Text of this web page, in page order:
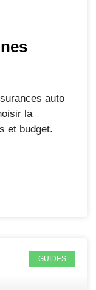
auto
la
et budget.
GUIDES